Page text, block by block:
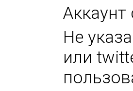
Аккаунт
Не
или